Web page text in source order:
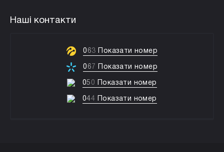
Наші контакти
063 Показати номер
06 7 Показати номер
05 0 Показати номер
044 Показати номер